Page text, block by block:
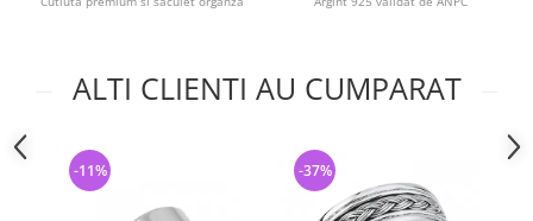
ALTI CLIENTI AU CUMPARAT
-11% -37%